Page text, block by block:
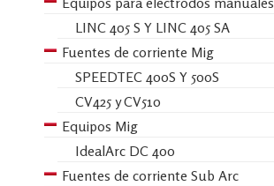
LINC 405 S Y LINC 405 SA
Fuentes de corriente Mig
SPEEDTEC 400S Y 500S
CV425 y CV510
Equipos Mig
IdealArc DC 400
Fuentes de corriente Sub Arc